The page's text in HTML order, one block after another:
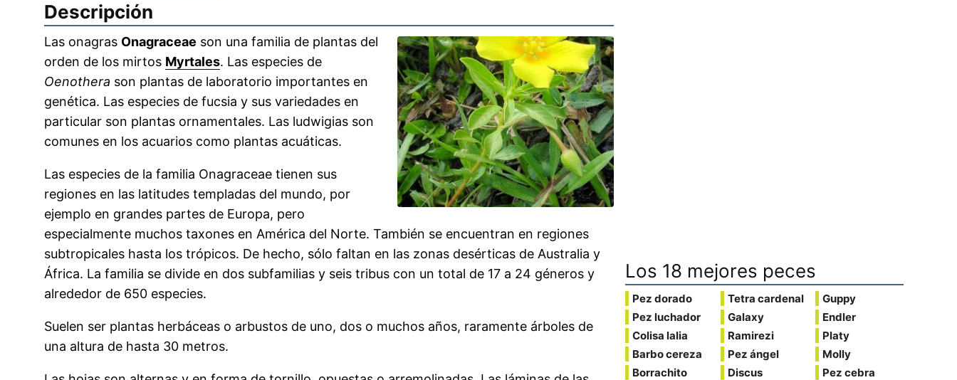
Descripción
Las onagras Onagraceae son una familia de plantas del
orden de los mirtos Myrtales. Las especies de
Oenothera son plantas de laboratorio importantes en
genética. Las especies de fucsia y sus variedades en
particular son plantas ornamentales. Las ludwigias son
comunes en los acuarios como plantas acuáticas.
Las especies de la familia Onagraceae tienen sus
regiones en las latitudes templadas del mundo, por
ejemplo en grandes partes de Europa, pero
especialmente muchos taxones en América del Norte. También se encuentran en regiones
subtropicales hasta los trópicos. De hecho, sólo faltan en las zonas desérticas de Australia y
África. La familia se divide en dos subfamilias y seis tribus con un total de 17 a 24 géneros y
alrededor de 650 especies.
Suelen ser plantas herbáceas o arbustos de uno, dos o muchos años, raramente árboles de
una altura de hasta 30 metros.
Los 18 mejores peces
Pez dorado
Pez luchador
Colisa lalia
Barbo cereza
Borrachito
Tetra cardenal
Galaxy
Ramirezi
Pez ángel
Discus
Guppy
Endler
Platy
Molly
Pez cebra